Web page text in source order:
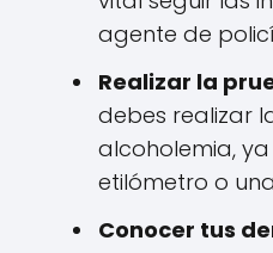
agente de
Realizar la
debes realizar
alcoholemia,
etilómetro o
Conocer tus